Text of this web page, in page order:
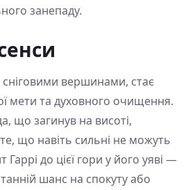
занепаду.
сніговими вершинами, стає
мети та духовного очищення.
що загинув на висоті,
що навіть сильні не можуть
Гаррі до цієї гори у його уяві —
шанс на спокуту або